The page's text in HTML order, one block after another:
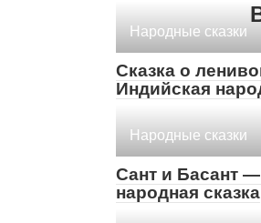
Народные сказки
Сказка о
Индийская
Народные сказки
Сант и Басант
народная сказка